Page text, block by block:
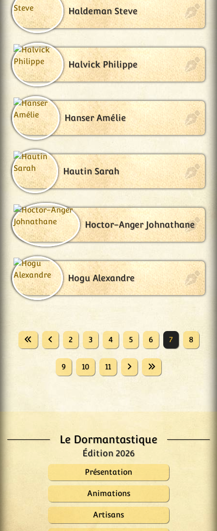
Le Dormantastique
Édition 2026
Présentation
Animations
Artisans
Haldeman Steve
Halvick Philippe
Hanser Amélie
Hautin Sarah
Hoctor-Anger Johnathane
Hogu Alexandre
2 3 4 5 6 7 8
9 10 11